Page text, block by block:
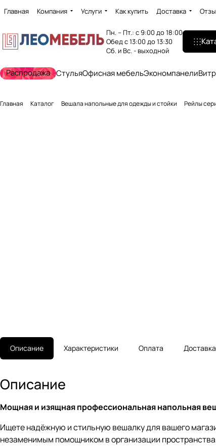
Главная Компания Услуги Как купить Доставка
Пн. – Пт.: с 9:00 до 18:00
Обед с 13:00 до 13:30
Сб. и Вс. - выходной
Распродажа СтульяОфисная мебельЭкономпанели
Главная Каталог Вешала напольные для одежды и стойки Рейлы
Описание Характеристики Оплата Доставка
Описание
Мощная и изящная профессиональная напольная
Ищете надёжную и стильную вешалку для вашего
незаменимым помощником в организации